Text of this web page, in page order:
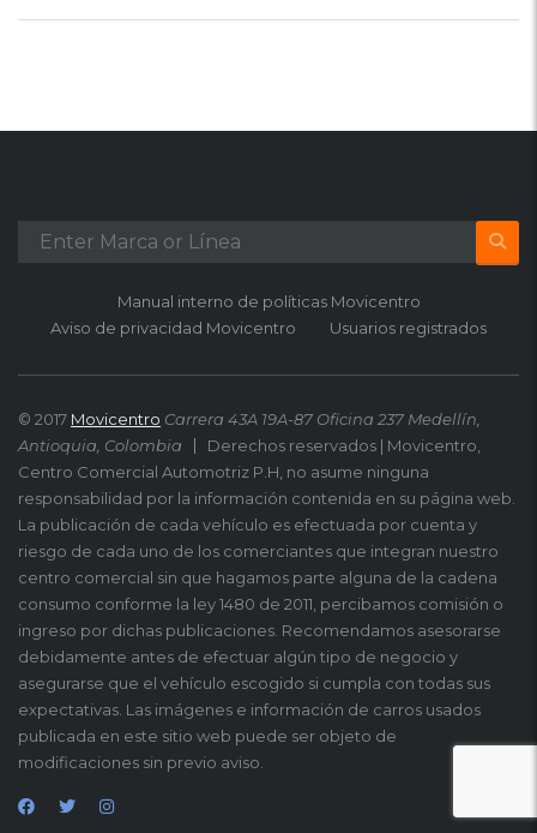
Manual interno de políticas Movicentro
Aviso de privacidad Movicentro
Usuarios registrados
© 2017 Movicentro Carrera 43A 19A-87 Oficina 237 Medellín,
Antioquia, Colombia
Derechos reservados | Movicentro,
Centro Comercial Automotriz P.H, no asume ninguna
responsabilidad por la información contenida en su página web.
La publicación de cada vehículo es efectuada por cuenta y
riesgo de cada uno de los comerciantes que integran nuestro
centro comercial sin que hagamos parte alguna de la cadena
consumo conforme la ley 1480 de 2011, percibamos comisión o
ingreso por dichas publicaciones. Recomendamos asesorarse
debidamente antes de efectuar algún tipo de negocio y
asegurarse que el vehículo escogido si cumpla con todas sus
expectativas. Las imágenes e información de carros usados
publicada en este sitio web puede ser objeto de
modificaciones sin previo aviso.